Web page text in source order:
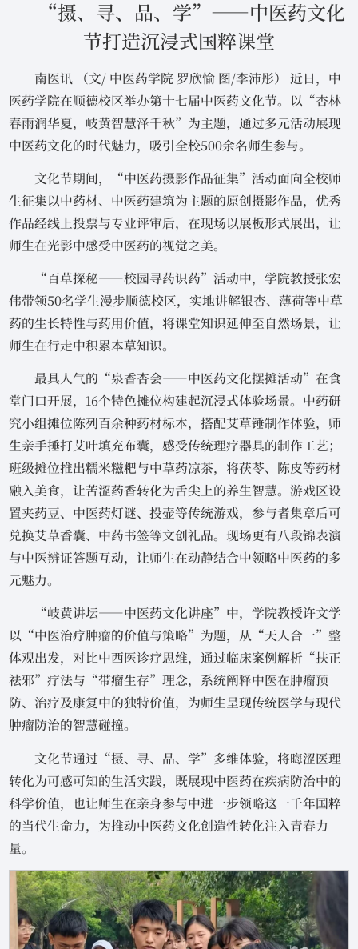
“摄、寻、品、学”——中医药文化
节打造沉浸式国粹课堂
南医讯 （文/ 中医药学院 罗欣愉 图/李沛彤） 近日，中
医药学院在顺德校区举办第十七届中医药文化节。以“杏林
春雨润华夏，岐黄智慧泽千秋”为主题，通过多元活动展现
中医药文化的时代魅力，吸引全校500余名师生参与。
文化节期间，“中医药摄影作品征集”活动面向全校师
生征集以中药材、中医药建筑为主题的原创摄影作品，优秀
作品经线上投票与专业评审后，在现场以展板形式展出，让
师生在光影中感受中医药的视觉之美。
“百草探秘——校园寻药识药”活动中，学院教授张宏
伟带领50名学生漫步顺德校区，实地讲解银杏、薄荷等中草
药的生长特性与药用价值，将课堂知识延伸至自然场景，让
师生在行走中积累本草知识。
最具人气的“泉香杏会——中医药文化摆摊活动”在食
堂门口开展，16个特色摊位构建起沉浸式体验场景。中药研
究小组摊位陈列百余种药材标本，搭配艾草锤制作体验，师
生亲手捶打艾叶填充布囊，感受传统理疗器具的制作工艺；
班级摊位推出糯米糍粑与中草药凉茶，将茯苓、陈皮等药材
融入美食，让苦涩药香转化为舌尖上的养生智慧。游戏区设
置夹药豆、中医药灯谜、投壶等传统游戏，参与者集章后可
兑换艾草香囊、中药书签等文创礼品。现场更有八段锦表演
与中医辨证答题互动，让师生在动静结合中领略中医药的多
元魅力。
“岐黄讲坛——中医药文化讲座”中，学院教授许文学
以“中医治疗肿瘤的价值与策略”为题，从“天人合一”整
体观出发，对比中西医诊疗思维，通过临床案例解析“扶正
祛邪”疗法与“带瘤生存”理念，系统阐释中医在肿瘤预
防、治疗及康复中的独特价值，为师生呈现传统医学与现代
肿瘤防治的智慧碰撞。
文化节通过“摄、寻、品、学”多维体验，将晦涩医理
转化为可感可知的生活实践，既展现中医药在疾病防治中的
科学价值，也让师生在亲身参与中进一步领略这一千年国粹
的当代生命力，为推动中医药文化创造性转化注入青春力
量。